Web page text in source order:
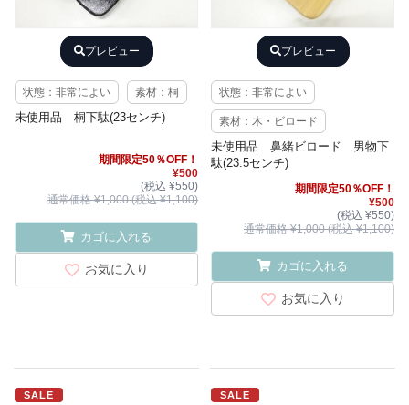
プレビュー
状態：非常によい 素材：桐
未使用品 桐下駄(23センチ)
期間限定50％OFF！
¥500
(税込 ¥550)
通常価格 ¥1,000 (税込 ¥1,100)
カゴに入れる
お気に入り
プレビュー
状態：非常によい
素材：木・ビロード
未使用品 鼻緒ビロード 男物下
駄(23.5センチ)
期間限定50％OFF！
¥500
(税込 ¥550)
通常価格 ¥1,000 (税込 ¥1,100)
カゴに入れる
お気に入り
SALE SALE